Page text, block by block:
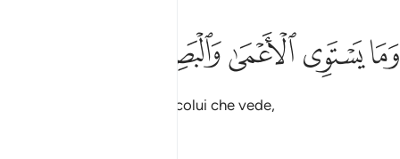
وما يستوي الاعمى والبصير ١٩
وَمَا يَسْتَوِى ٱلْأَعْمَىٰ وَٱلْبَصِيرُ ١٩
ﱁﱂﱃﱄ
Non sono uguali il cieco e colui che vede,